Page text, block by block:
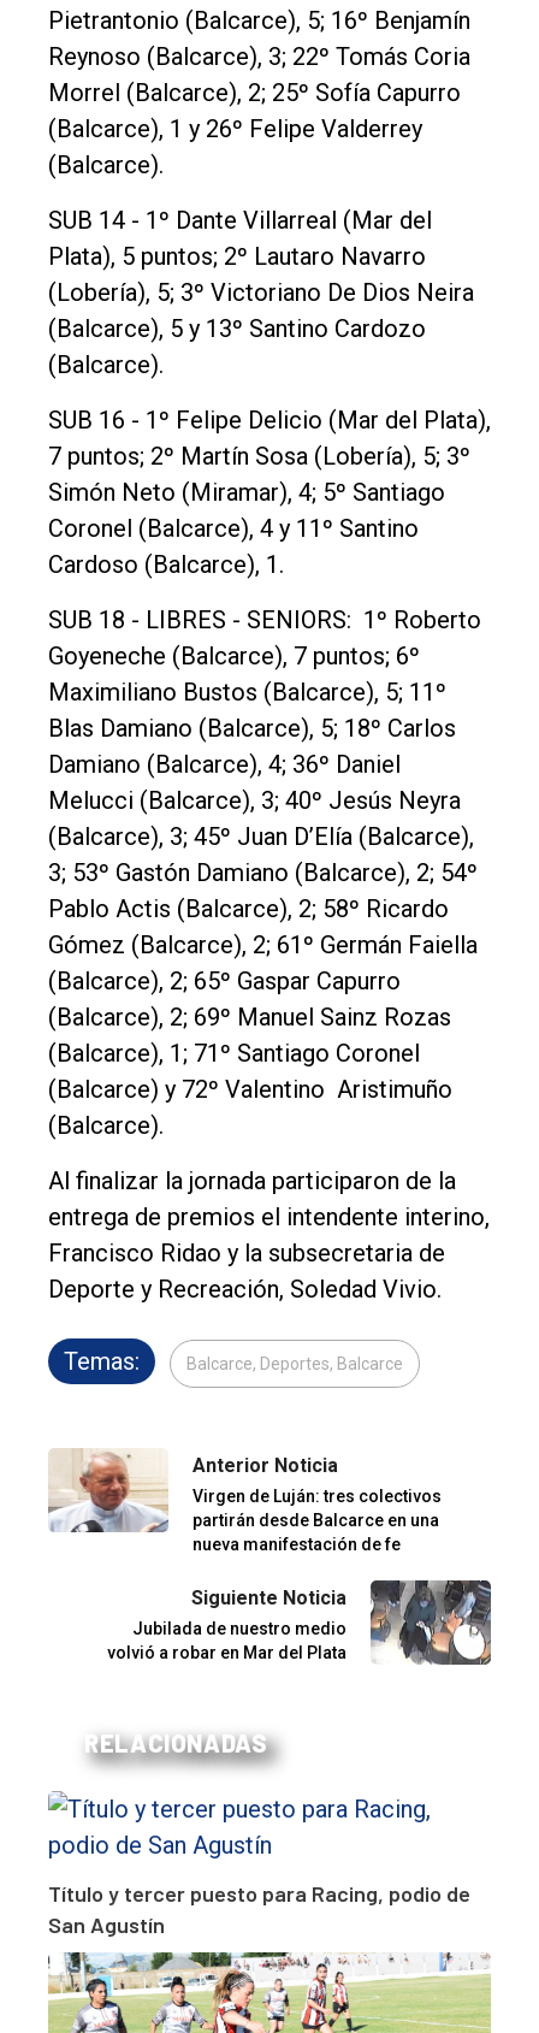
Pietrantonio (Balcarce), 5; 16º Benjamín
Reynoso (Balcarce), 3; 22º Tomás Coria
Morrel (Balcarce), 2; 25º Sofía Capurro
(Balcarce), 1 y 26º Felipe Valderrey
(Balcarce).
SUB 14 - 1º Dante Villarreal (Mar del
Plata), 5 puntos; 2º Lautaro Navarro
(Lobería), 5; 3º Victoriano De Dios Neira
(Balcarce), 5 y 13º Santino Cardozo
(Balcarce).
SUB 16 - 1º Felipe Delicio (Mar del Plata),
7 puntos; 2º Martín Sosa (Lobería), 5; 3º
Simón Neto (Miramar), 4; 5º Santiago
Coronel (Balcarce), 4 y 11º Santino
Cardoso (Balcarce), 1.
SUB 18 - LIBRES - SENIORS: 1º Roberto
Goyeneche (Balcarce), 7 puntos; 6º
Maximiliano Bustos (Balcarce), 5; 11º
Blas Damiano (Balcarce), 5; 18º Carlos
Damiano (Balcarce), 4; 36º Daniel
Melucci (Balcarce), 3; 40º Jesús Neyra
(Balcarce), 3; 45º Juan D’Elía (Balcarce),
3; 53º Gastón Damiano (Balcarce), 2; 54º
Pablo Actis (Balcarce), 2; 58º Ricardo
Gómez (Balcarce), 2; 61º Germán Faiella
(Balcarce), 2; 65º Gaspar Capurro
(Balcarce), 2; 69º Manuel Sainz Rozas
(Balcarce), 1; 71º Santiago Coronel
(Balcarce) y 72º Valentino Aristimuño
(Balcarce).
Al finalizar la jornada participaron de la
entrega de premios el intendente interino,
Francisco Ridao y la subsecretaria de
Deporte y Recreación, Soledad Vivio.
Temas: Balcarce, Deportes, Balcarce
Anterior Noticia
Virgen de Luján: tres colectivos
partirán desde Balcarce en una
nueva manifestación de fe
Siguiente Noticia
Jubilada de nuestro medio
volvió a robar en Mar del Plata
RELACIONADAS
Título y tercer puesto para Racing, podio de
San Agustín